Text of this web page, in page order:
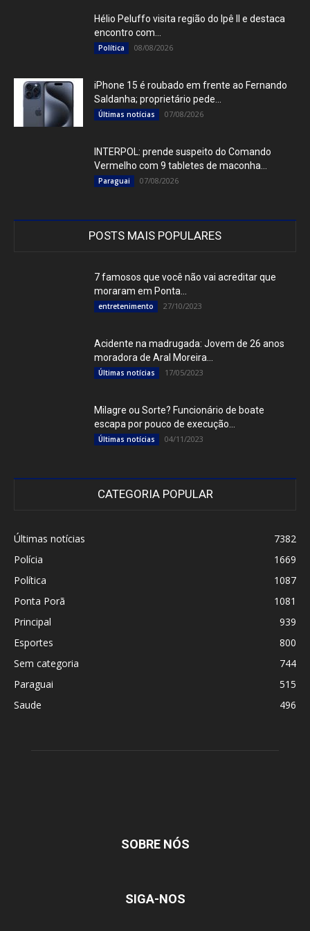
Hélio Peluffo visita região do Ipê II e destaca
encontro com...
Política 08/08/2026
iPhone 15 é roubado em frente ao Fernando
Saldanha; proprietário pede...
Últimas notícias 07/08/2026
INTERPOL: prende suspeito do Comando
Vermelho com 9 tabletes de maconha...
Paraguai 07/08/2026
POSTS MAIS POPULARES
7 famosos que você não vai acreditar que
moraram em Ponta...
entretenimento 27/10/2023
Acidente na madrugada: Jovem de 26 anos
moradora de Aral Moreira...
Últimas notícias 17/05/2023
Milagre ou Sorte? Funcionário de boate
escapa por pouco de execução...
Últimas notícias 04/11/2023
CATEGORIA POPULAR
Últimas notícias
7382
Polícia
1669
Política
1087
Ponta Porã
1081
Principal
939
Esportes
800
Sem categoria
744
Paraguai
515
Saude
496
SOBRE NÓS
SIGA-NOS